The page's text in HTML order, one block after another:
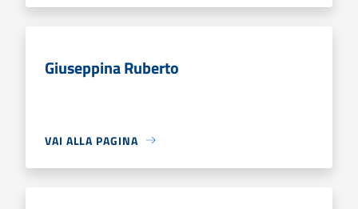
Giuseppina Ruberto
VAI ALLA PAGINA